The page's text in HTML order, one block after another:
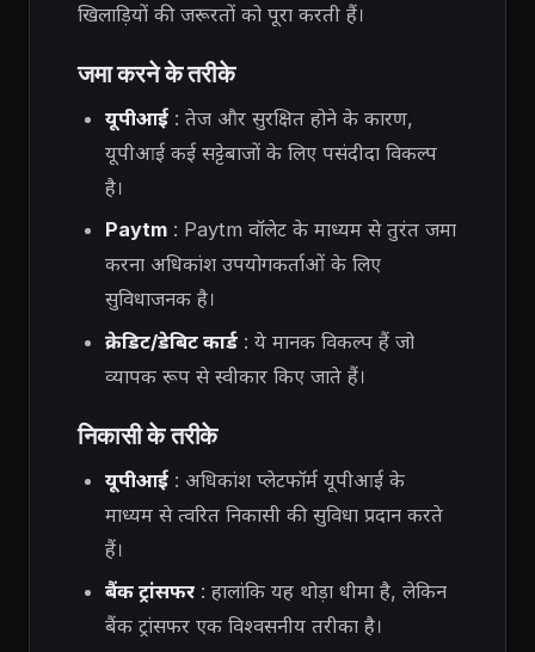
खिलाड़ियों की जरूरतों को पूरा करती हैं।
जमा करने के तरीके
यूपीआई: तेज और सुरक्षित होने के कारण,
यूपीआई कई सट्टेबाजों के लिए पसंदीदा विकल्प
है।
Paytm: Paytm वॉलेट के माध्यम से तुरंत जमा
करना अधिकांश उपयोगकर्ताओं के लिए
सुविधाजनक है।
क्रेडिट/डेबिट कार्ड: ये मानक विकल्प हैं जो
व्यापक रूप से स्वीकार किए जाते हैं।
निकासी के तरीके
यूपीआई: अधिकांश प्लेटफॉर्म यूपीआई के
माध्यम से त्वरित निकासी की सुविधा प्रदान करते
हैं।
बैंक ट्रांसफर: हालांकि यह थोड़ा धीमा है, लेकिन
बैंक ट्रांसफर एक विश्वसनीय तरीका है।